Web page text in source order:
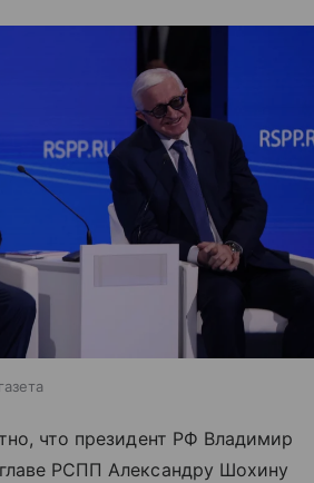
что президент РФ Владимир
РСПП Александру Шохину